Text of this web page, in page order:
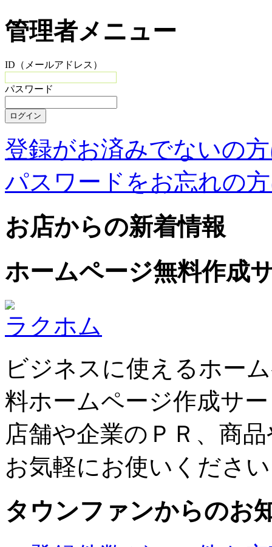
管理者メニュー
ID（メールアドレス）
パスワード
登録がお済みでないの
パスワードをお忘れの
お店からの新着情報
ホームページ無料作成
ラクホム
ビジネスに使えるホー
料ホームページ作成サ
店舗や企業のＰＲ、商
お気軽にお使いくださ
タウンファンからのお